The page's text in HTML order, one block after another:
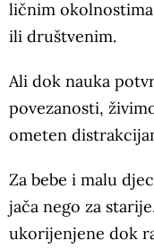
ličnim
ili društvenim.
Ali dok nauka
povezanosti,
ometen
Za bebe i malu
jača nego za
ukorijenjene dok